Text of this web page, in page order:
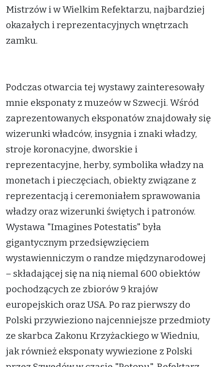
Mistrzów i w Wielkim Refektarzu, najbardziej
okazałych i reprezentacyjnych wnętrzach
zamku.
Podczas otwarcia tej wystawy zainteresowały
mnie eksponaty z muzeów w Szwecji. Wśród
zaprezentowanych eksponatów znajdowały się
wizerunki władców, insygnia i znaki władzy,
stroje koronacyjne, dworskie i
reprezentacyjne, herby, symbolika władzy na
monetach i pieczęciach, obiekty związane z
reprezentacją i ceremoniałem sprawowania
władzy oraz wizerunki świętych i patronów.
Wystawa "Imagines Potestatis" była
gigantycznym przedsięwzięciem
wystawienniczym o randze międzynarodowej
– składającej się na nią niemal 600 obiektów
pochodzących ze zbiorów 9 krajów
europejskich oraz USA. Po raz pierwszy do
Polski przywieziono najcenniejsze przedmioty
ze skarbca Zakonu Krzyżackiego w Wiedniu,
jak również eksponaty wywiezione z Polski